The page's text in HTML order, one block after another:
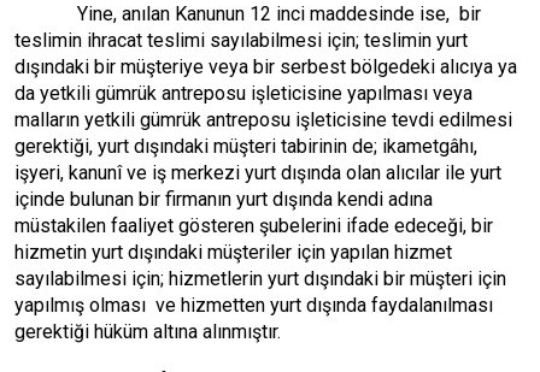
Yine, anılan Kanunun 12 inci maddesinde ise, bir
teslimin ihracat teslimi sayılabilmesi için; teslimin yurt
dışındaki bir müşteriye veya bir serbest bölgedeki alıcıya ya
da yetkili gümrük antreposu işleticisine yapılması veya
malların yetkili gümrük antreposu işleticisine tevdi edilmesi
gerektiği, yurt dışındaki müşteri tabirinin de; ikametgâhı,
işyeri, kanunî ve iş merkezi yurt dışında olan alıcılar ile yurt
içinde bulunan bir firmanın yurt dışında kendi adına
müstakilen faaliyet gösteren şubelerini ifade edeceği, bir
hizmetin yurt dışındaki müşteriler için yapılan hizmet
sayılabilmesi için; hizmetlerin yurt dışındaki bir müşteri için
yapılmış olması ve hizmetten yurt dışında faydalanılması
gerektiği hüküm altına alınmıştır.